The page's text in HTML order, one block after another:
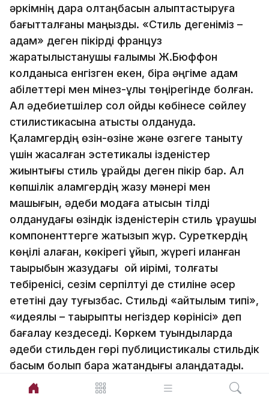
әркімнің дара қолтаңбасын қалыптастыруға
бағытталғаны маңызды. «Стиль дегеніміз –
адам» деген пікірді француз
жаратылыстанушы ғалымы Ж.Бюффон
колданысқа енгізген екен, бірақ әңгіме адам
қабілеттері мен мінез-құлқы төңірегінде болған.
Ал әдебиетшілер сол ойды көбінесе сөйлеу
стилистикасына қатысты қолдануда.
Қаламгердің өзін-өзіне және өзгеге таныту
үшін жасалған эстетикалық ізденістер
жиынтығы стиль құрайды деген пікір бар. Ал
көпшілік қаламгердің жазу мәнері мен
машығын, әдеби модаға қатысын тілді
қолданудағы өзіндік ізденістерін стиль құраушы
компоненттерге жатқызып жүр. Суреткердің
көңілі қалаған, көкірегі ұйып, жүрегі иланған
тақырыбын жазудағы ой иірімі, толғақты
тебіренісі, сезім серпілтуі де стиліне әсер
ететіні дау туғызбас. Стильді «айтылым типі»,
«идеялық – тақырыптық негіздер көрінісі» деп
бағалау кездеседі. Көркем туындыларда
әдеби стильден гөрі публицистикалық стильдік
басым болып бара жатқандығы алаңдатады.
Жоғары, орта, төмен стильдерді араластыра